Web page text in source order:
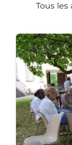
Tous les